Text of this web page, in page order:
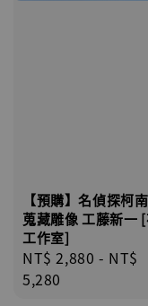
【預購】名偵探柯
蒐藏雕像 工藤新一
工作室]
Regular
price
NT$ 2,880 - NT$
5,280